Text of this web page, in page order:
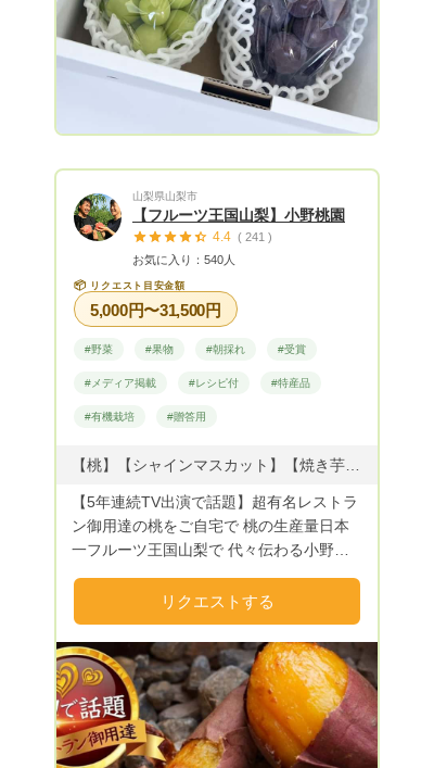
をしています。 おとらふは、寒河江市
No,1の観光果樹園でさくらんぼ狩り部門1
位を目指します。観光施設では農業体験や
食育絵本の読み聞かせも行っています。こ
こに来てくれたお客さまが少しでも笑って
くれたらいいなをカタチにするべく、心地
来ることができない皆さまにもおいしさそ
のままに採れたての果物をお届けします。
山梨県山梨市
【フルーツ王国山梨】小野桃園
4.4 ( 241 )
お気に入り：540人
📦 リクエスト目安金額
5,000円〜31,500円
#野菜 #果物 #朝採れ #受賞
#メディア掲載 #レシピ付 #特産品
#有機栽培 #贈答用
【5年連続TV出演で話題】超有名レストラ
ン御用達の桃をご自宅で 桃の生産量日本
一フルーツ王国山梨で 代々伝わる小野桃
Ｖや雑誌など数々のメディアで話題になっ
た レストランや洋菓子店で長年愛用され
続けています✨ さらには全国の桃好きなフ
ァンの皆様から 「スーパーの安い桃では
なく本物の美味しい桃が食べたい！」
「生産量日本一の山梨の本場の桃を味わっ
てみたい！」 「レストランでしか味わえ
リクエストする